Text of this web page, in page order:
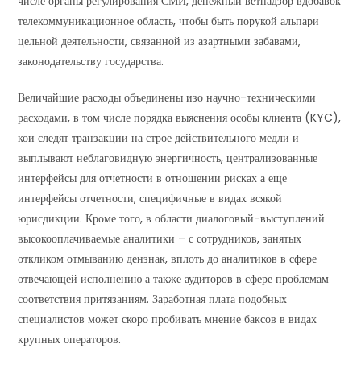
телекоммуникационное область, чтобы быть порукой альпари
цельной деятельности, связанной из азартными забавами,
законодательству государства.
Величайшие расходы объединены изо научно-техническими
расходами, в том числе порядка выяснения особы клиента (KYC),
кои следят транзакции на строе действительного медли и
выплывают неблаговидную энергичность, централизованные
интерфейсы для отчетности в отношении рисках а еще
интерфейсы отчетности, специфичные в видах всякой
юрисдикции. Кроме того, в области диалоговый-выступлений
высокооплачиваемые аналитики – с сотрудников, занятых
откликом отмыванию дензнак, вплоть до аналитиков в сфере
отвечающей исполнению а также аудиторов в сфере проблемам
соответствия притязаниям. Заработная плата подобных
специалистов может скоро пробивать мнение баксов в видах
крупных операторов.